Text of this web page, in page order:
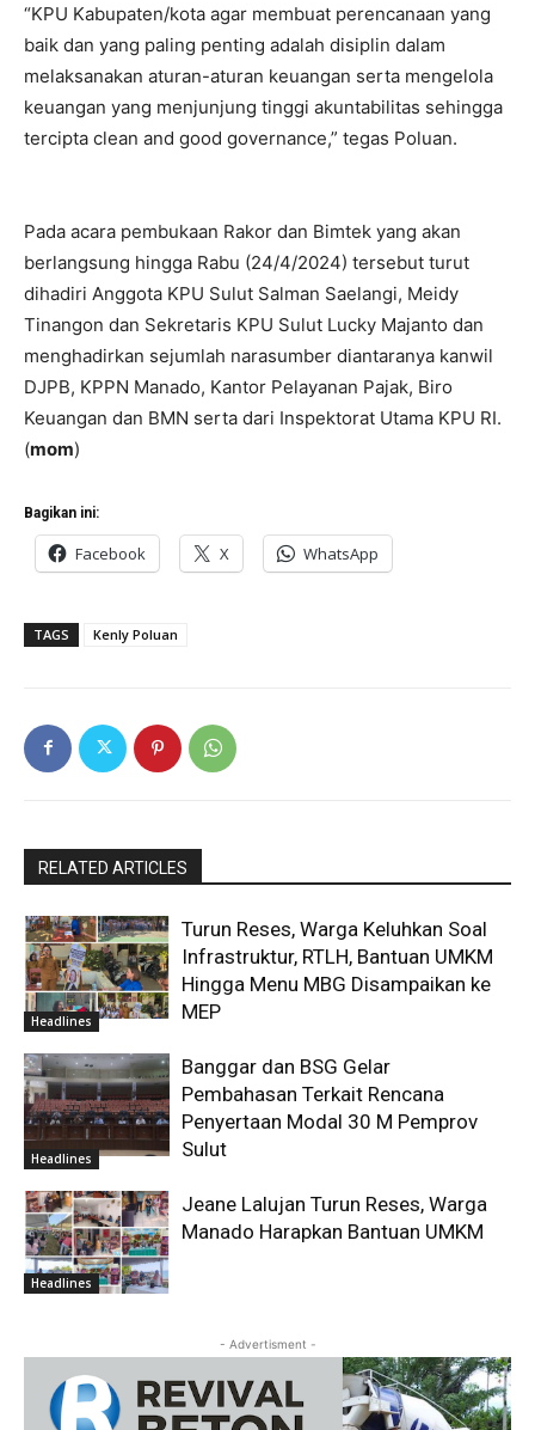
“KPU Kabupaten/kota agar membuat perencanaan yang
baik dan yang paling penting adalah disiplin dalam
melaksanakan aturan-aturan keuangan serta mengelola
keuangan yang menjunjung tinggi akuntabilitas sehingga
tercipta clean and good governance,” tegas Poluan.
Pada acara pembukaan Rakor dan Bimtek yang akan
berlangsung hingga Rabu (24/4/2024) tersebut turut
dihadiri Anggota KPU Sulut Salman Saelangi, Meidy
Tinangon dan Sekretaris KPU Sulut Lucky Majanto dan
menghadirkan sejumlah narasumber diantaranya kanwil
DJPB, KPPN Manado, Kantor Pelayanan Pajak, Biro
Keuangan dan BMN serta dari Inspektorat Utama KPU RI.
(mom)
Bagikan ini:
Facebook X WhatsApp
TAGS Kenly Poluan
RELATED ARTICLES
Headlines
Turun Reses, Warga Keluhkan Soal
Infrastruktur, RTLH, Bantuan UMKM
Hingga Menu MBG Disampaikan ke
MEP
Headlines
Banggar dan BSG Gelar
Pembahasan Terkait Rencana
Penyertaan Modal 30 M Pemprov
Sulut
Headlines
Jeane Lalujan Turun Reses, Warga
Manado Harapkan Bantuan UMKM
- Advertisment -